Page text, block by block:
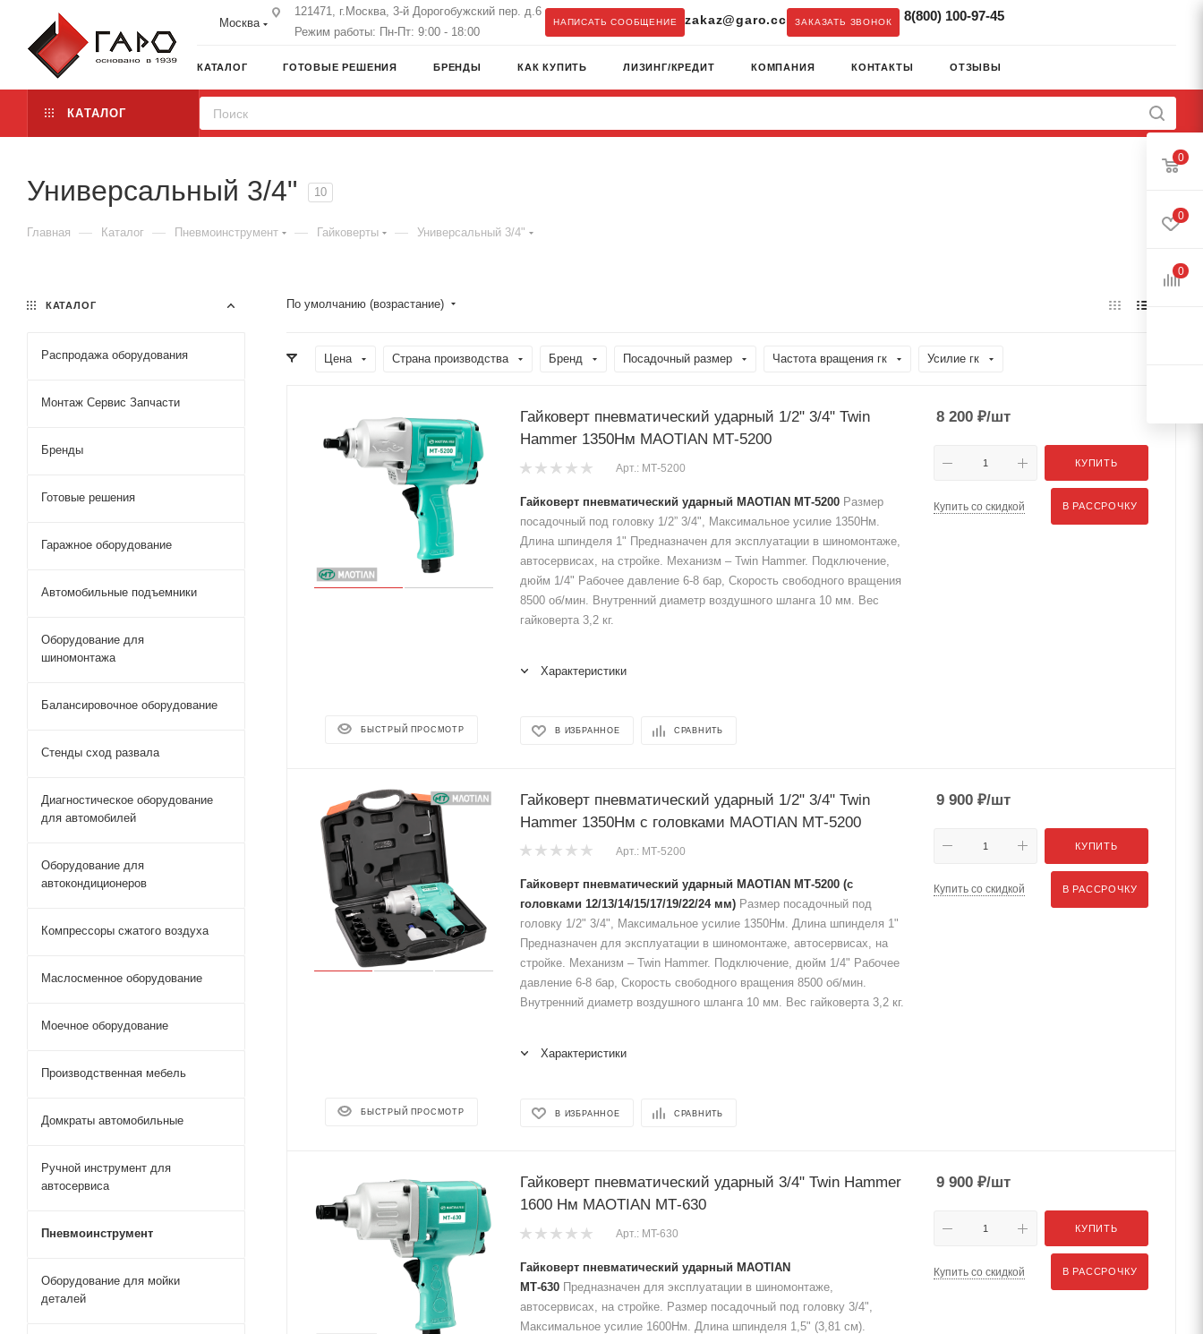
Москва
121471, г.Москва, 3-й Дорогобужский пер. д.6
Режим работы: Пн-Пт: 9:00 - 18:00
НАПИСАТЬ СООБЩЕНИЕ zakaz@garo.cc ЗАКАЗАТЬ ЗВОНОК 8(800) 100-97-45
КАТАЛОГ ГОТОВЫЕ РЕШЕНИЯ БРЕНДЫ КАК КУПИТЬ ЛИЗИНГ/КРЕДИТ КОМПАНИЯ КОНТАКТЫ ОТЗЫВЫ
КАТАЛОГ
Универсальный 3/4" 10
Главная — Каталог — Пневмоинструмент — Гайковерты — Универсальный 3/4"
По умолчанию (возрастание)
Цена Страна производства Бренд Посадочный размер Частота вращения гк Усилие гк
БЫСТРЫЙ ПРОСМОТР
Гайковерт пневматический ударный 1/2" 3/4" Twin
Hammer 1350Нм MAOTIAN МТ-5200
Арт.: МТ-5200
Гайковерт пневматический ударный MAOTIAN МТ-5200 Размер
посадочный под головку 1/2” 3/4", Максимальное усилие 1350Нм.
Длина шпинделя 1" Предназначен для эксплуатации в шиномонтаже,
автосервисах, на стройке. Механизм – Twin Hammer. Подключение,
дюйм 1/4" Рабочее давление 6-8 бар, Скорость свободного вращения
8500 об/мин. Внутренний диаметр воздушного шланга 10 мм. Вес
гайковерта 3,2 кг.
Характеристики
В ИЗБРАННОЕ СРАВНИТЬ
8 200 ₽/шт
КУПИТЬ
Купить со скидкой В РАССРОЧКУ
БЫСТРЫЙ ПРОСМОТР
Гайковерт пневматический ударный 1/2" 3/4" Twin
Hammer 1350Нм с головками MAOTIAN МТ-5200
Арт.: МТ-5200
Гайковерт пневматический ударный MAOTIAN МТ-5200 (с
головками 12/13/14/15/17/19/22/24 мм) Размер посадочный под
головку 1/2" 3/4", Максимальное усилие 1350Нм. Длина шпинделя 1"
Предназначен для эксплуатации в шиномонтаже, автосервисах, на
стройке. Механизм – Twin Hammer. Подключение, дюйм 1/4" Рабочее
давление 6-8 бар, Скорость свободного вращения 8500 об/мин.
Внутренний диаметр воздушного шланга 10 мм. Вес гайковерта 3,2 кг.
Характеристики
В ИЗБРАННОЕ СРАВНИТЬ
9 900 ₽/шт
КУПИТЬ
Купить со скидкой В РАССРОЧКУ
Гайковерт пневматический ударный 3/4" Twin Hammer
1600 Нм MAOTIAN МТ-630
Арт.: MT-630
Гайковерт пневматический ударный MAOTIAN
МТ-630 Предназначен для эксплуатации в шиномонтаже,
автосервисах, на стройке. Размер посадочный под головку 3/4",
Максимальное усилие 1600Нм. Длина шпинделя 1,5" (3,81 см).
9 900 ₽/шт
КУПИТЬ
Купить со скидкой В РАССРОЧКУ
КАТАЛОГ
Распродажа оборудования
Монтаж Сервис Запчасти
Бренды
Готовые решения
Гаражное оборудование
Автомобильные подъемники
Оборудование для
шиномонтажа
Балансировочное оборудование
Стенды сход развала
Диагностическое оборудование
для автомобилей
Оборудование для
автокондиционеров
Компрессоры сжатого воздуха
Маслосменное оборудование
Моечное оборудование
Производственная мебель
Домкраты автомобильные
Ручной инструмент для
автосервиса
Пневмоинструмент
Оборудование для мойки
деталей
0
0
0